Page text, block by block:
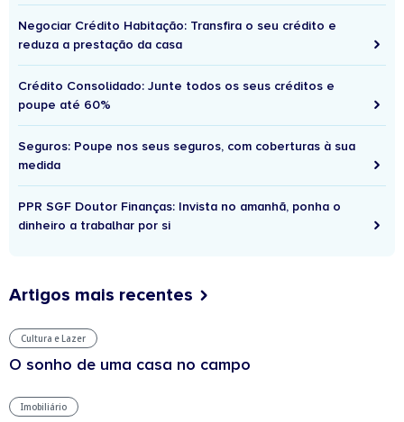
Negociar Crédito Habitação: Transfira o seu crédito e
reduza a prestação da casa
Crédito Consolidado: Junte todos os seus créditos e
poupe até 60%
Seguros: Poupe nos seus seguros, com coberturas à sua
medida
PPR SGF Doutor Finanças: Invista no amanhã, ponha o
dinheiro a trabalhar por si
Artigos mais recentes
Cultura e Lazer
O sonho de uma casa no campo
Imobiliário